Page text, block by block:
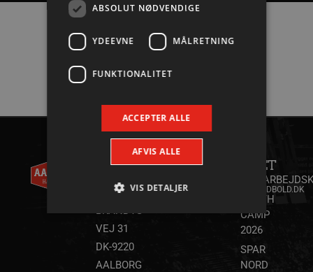
Hovedpartnere
AALBORG
HÅNDBOLD
WILLY
BRANDTS
VEJ 31
DK-9220
AALBORG
KONTAKT
+45 96
INFO@AALBORGHAANDBOLD.DK
ANDET
YOUTH
CAMP
2026
SPAR
NORD
ABSOLUT NØDVENDIGE
YDEEVNE MÅLRETNING
FUNKTIONALITET
ACCEPTER ALLE
AFVIS ALLE
VIS DETALJER
Absolut nødvendige
Målretning